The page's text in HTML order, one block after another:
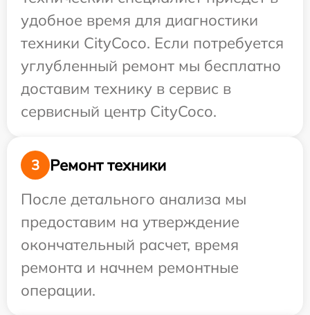
удобное время для диагностики
техники CityCoco. Если потребуется
углубленный ремонт мы бесплатно
доставим технику в сервис в
сервисный центр CityCoco.
3
Ремонт техники
После детального анализа мы
предоставим на утверждение
окончательный расчет, время
ремонта и начнем ремонтные
операции.